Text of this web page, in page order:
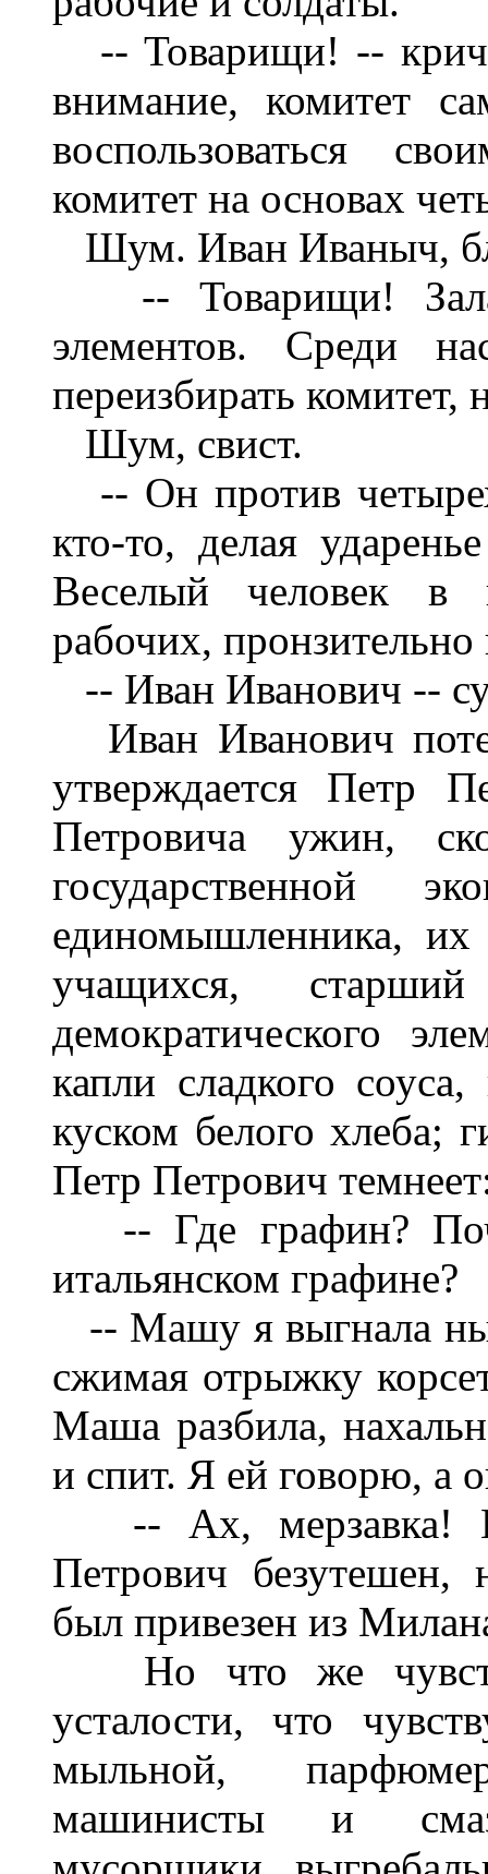
-- Товарищи! --
внимание, комитет
воспользоваться
комитет на основах
Шум. Иван Иваныч,
-- Товарищи! Зала
элементов. Среди
переизбирать комитет,
Шум, свист.
-- Он против
кто-то, делая
Веселый человек в
рабочих, пронзительно
-- Иван Иванович --
Иван Иванович
утверждается Петр
Петровича ужин,
государственной
единомышленника,
учащихся,
демократического
капли сладкого
куском белого хлеба;
Петр Петрович
-- Где графин?
итальянском графине?
-- Машу я выгнала
сжимая отрыжку
Маша разбила,
и спит. Я ей говорю, а
-- Ах, мерзавка!
Петрович безутешен,
был привезен из
Но что же
усталости, что
мыльной,
машинисты и